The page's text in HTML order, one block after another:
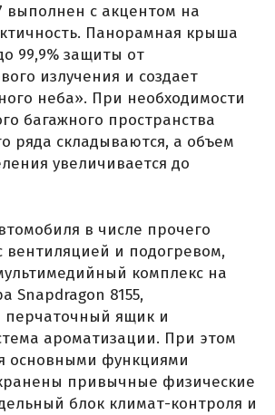
выполнен с акцентом на
Панорамная крыша
99,9% защиты от
излучения и создает
неба». При необходимости
багажного пространства
ряда складываются, а объем
увеличивается до
в числе прочего
вентиляцией и подогревом,
комплекс на
Snapdragon 8155,
перчаточный ящик и
ароматизации. При этом
основными функциями
привычные физические
блок климат-контроля и